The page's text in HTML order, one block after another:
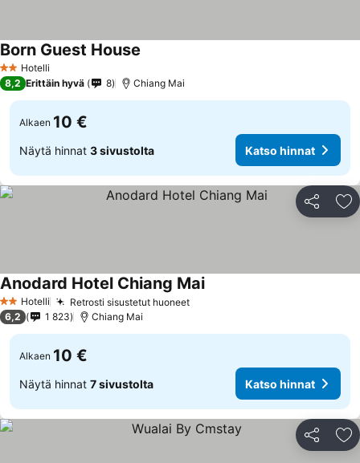
2 Tähtiluokitus
Hotelli
Born Guest House
8,2 Erittäin hyvä 8 Chiang Mai
Alkaen 10 €
Näytä hinnat 3 sivustolta Katso hinnat
Jaa
2 Tähtiluokitus
Hotelli Retrosti sisustetut huoneet
Anodard Hotel Chiang Mai
6,2 1 823 Chiang Mai
Alkaen 10 €
Näytä hinnat 7 sivustolta Katso hinnat
Jaa